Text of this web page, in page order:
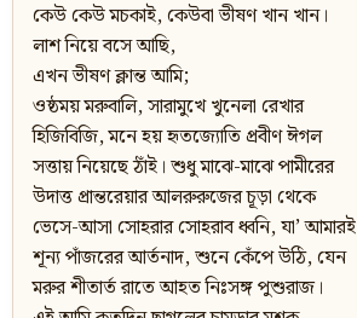
কেউ কেউ মচকাই, কেউবা ভীষণ খান খান।
লাশ নিয়ে বসে আছি,
এখন ভীষণ ক্লান্ত আমি;
ওষ্ঠময় মরুবালি, সারামুখে খুনেলা রেখার
হিজিবিজি, মনে হয় হৃতজ্যোতি প্রবীণ ঈগল
সত্তায় নিয়েছে ঠাঁই। শুধু মাঝে-মাঝে পামীরের
উদাত্ত প্রান্তরেয়ার আলরুরুজের চূড়া থেকে
ভেসে-আসা সোহরার সোহরাব ধ্বনি, যা’ আমারই
শূন্য পাঁজরের আর্তনাদ, শুনে কেঁপে উঠি, যেন
মরুর শীতার্ত রাতে আহত নিঃসঙ্গ পুশুরাজ।